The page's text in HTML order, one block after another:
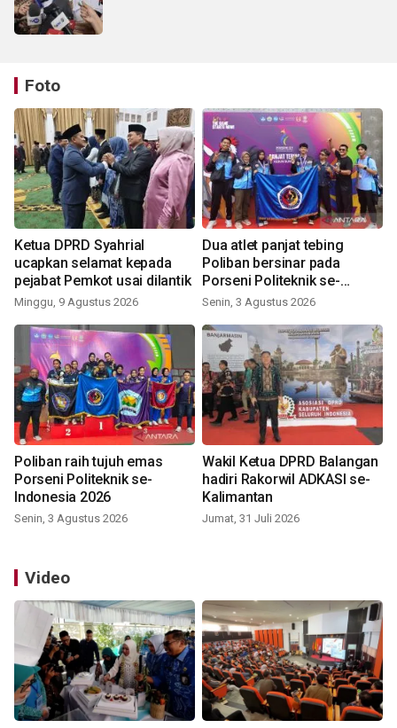
Foto
Ketua DPRD Syahrial
ucapkan selamat kepada
pejabat Pemkot usai dilantik
Minggu, 9 Agustus 2026
Dua atlet panjat tebing
Poliban bersinar pada
Porseni Politeknik se-
Indonesia 2026
Senin, 3 Agustus 2026
Poliban raih tujuh emas
Porseni Politeknik se-
Indonesia 2026
Senin, 3 Agustus 2026
Wakil Ketua DPRD Balangan
hadiri Rakorwil ADKASI se-
Kalimantan
Jumat, 31 Juli 2026
Video